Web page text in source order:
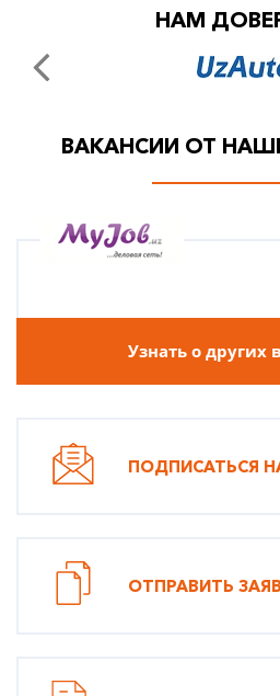
НАМ
ВАКАНСИИ ОТ
Узнать о других
ПОДПИСАТЬСЯ
ОТПРАВИТЬ